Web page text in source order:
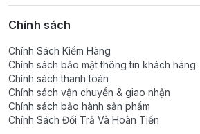
Chính sách
Chính Sách Kiểm Hàng
Chính sách bảo mật thông tin khách hàng
Chính sách thanh toán
Chính sách vận chuyển & giao nhận
Chính sách bảo hành sản phẩm
Chính Sách Đổi Trả Và Hoàn Tiền